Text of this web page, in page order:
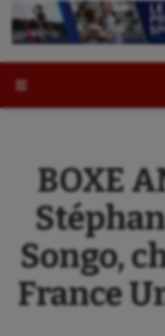
BOXE
Songo,
France